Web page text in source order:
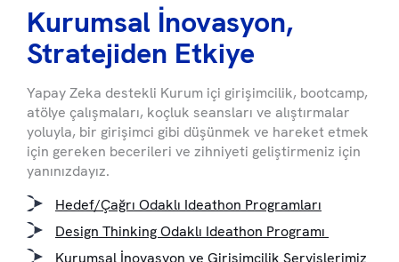
Kurumsal İnovasyon,
Stratejiden Etkiye
Yapay Zeka destekli Kurum içi girişimcilik, bootcamp,
atölye çalışmaları, koçluk seansları ve alıştırmalar
yoluyla, bir girişimci gibi düşünmek ve hareket etmek
için gereken becerileri ve zihniyeti geliştirmeniz için
yanınızdayız.
Hedef/Çağrı Odaklı Ideathon Programları
Design Thinking Odaklı Ideathon Programı
Kurumsal İnovasyon ve Girişimcilik Servislerimiz